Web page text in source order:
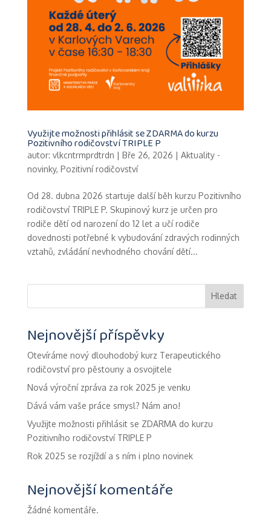
Využijte možnosti přihlásit se ZDARMA do kurzu
Pozitivního rodičovství TRIPLE P
autor: vlkcntrmprdtrdn | Bře 26, 2026 | Aktuality -
novinky, Pozitivní rodičovství
Od 28. dubna 2026 startuje další běh kurzu Pozitivního
rodičovství TRIPLE P. Skupinový kurz je určen pro
rodiče dětí od narození do 12 let a učí rodiče
dovednosti potřebné k vybudování zdravých rodinných
vztahů, zvládání nevhodného chování dětí...
Hledat
Nejnovější příspěvky
Otevíráme nový dlouhodobý kurz Terapeutického
rodičovství pro pěstouny a osvojitele
Nová výroční zpráva za rok 2025 je venku
Dává vám vaše práce smysl? Nám ano!
Využijte možnosti přihlásit se ZDARMA do kurzu
Pozitivního rodičovství TRIPLE P
Rok 2025 se rozjíždí a s ním i plno novinek
Nejnovější komentáře
Žádné komentáře.